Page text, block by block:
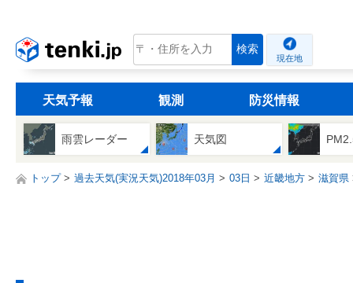
tenki.jp 検索
現在地
天気予報 観測 防災情報
雨雲レーダー 天気図
トップ 過去天気(実況天気)2018年03月 03日 近畿地方 滋賀県